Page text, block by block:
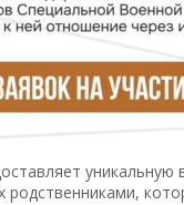
родственниками,